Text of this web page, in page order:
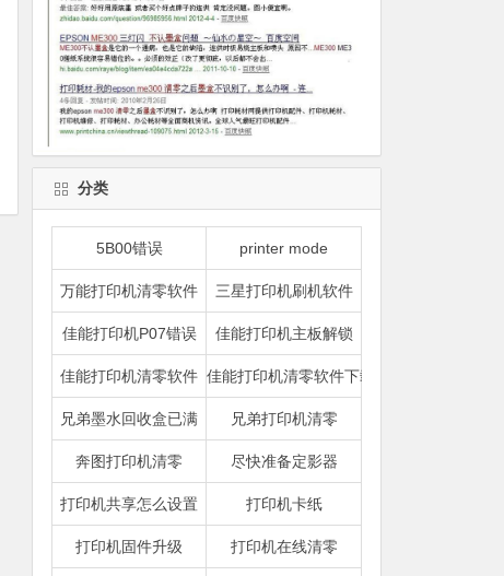
分类
5B00错误 printer mode
万能打印机清零软件 三星打印机刷机软件
佳能打印机P07错误 佳能打印机主板解锁
佳能打印机清零软件 佳能打印机清零软件下载
兄弟墨水回收盒已满 兄弟打印机清零
奔图打印机清零 尽快准备定影器
打印机共享怎么设置 打印机卡纸
打印机固件升级 打印机在线清零